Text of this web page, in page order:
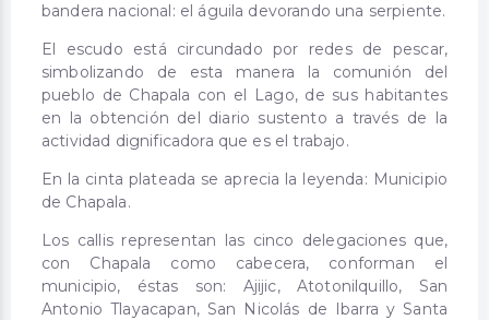
bandera nacional: el águila devorando una serpiente.
El escudo está circundado por redes de pescar,
simbolizando de esta manera la comunión del
pueblo de Chapala con el Lago, de sus habitantes
en la obtención del diario sustento a través de la
actividad dignificadora que es el trabajo.
En la cinta plateada se aprecia la leyenda: Municipio
de Chapala.
Los callis representan las cinco delegaciones que,
con Chapala como cabecera, conforman el
municipio, éstas son: Ajijic, Atotonilquillo, San
Antonio Tlayacapan, San Nicolás de Ibarra y Santa